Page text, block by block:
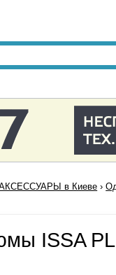
в Киеве ›
ISSA